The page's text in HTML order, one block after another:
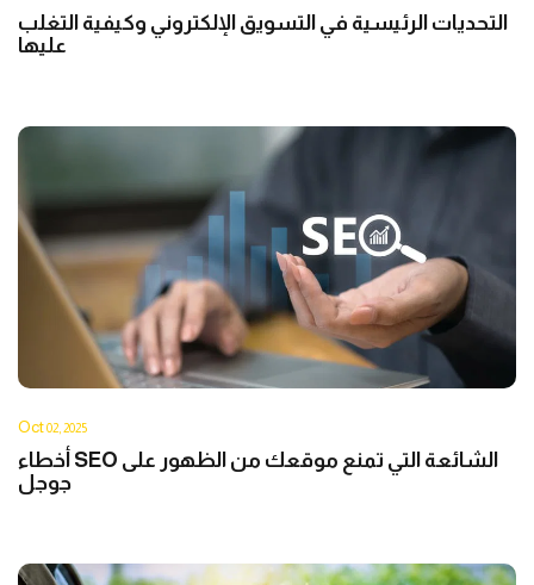
التحديات الرئيسية في التسويق الإلكتروني وكيفية التغلب
عليها
Oct02, 2025
أخطاء SEO الشائعة التي تمنع موقعك من الظهور على
جوجل